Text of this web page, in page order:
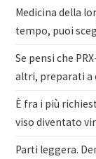
Medicina della
tempo, puoi
Se pensi che
altri, preparati a
È fra i più
viso diventato
Parti leggera.